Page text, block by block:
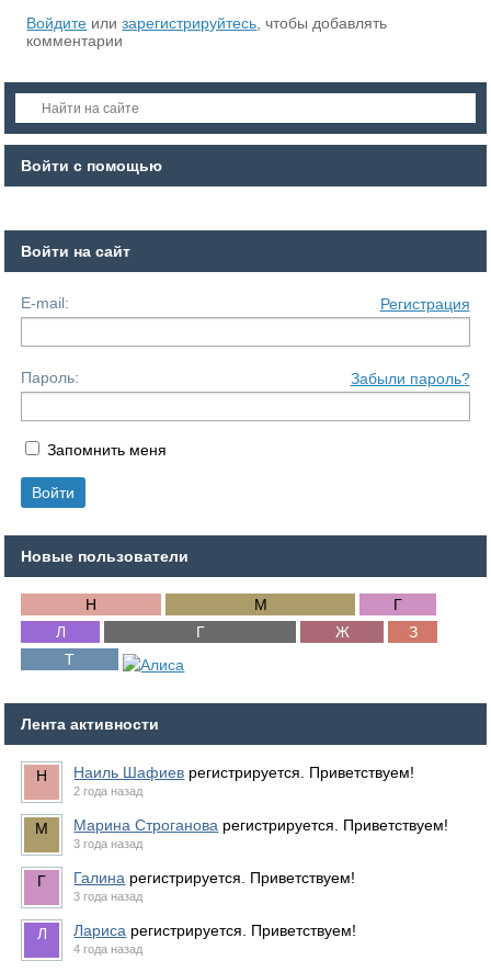
Войдите илизарегистрируйтесь , чтобы добавлять
комментарии
Войти с помощью
Войти на сайт
E-mail: Регистрация
Пароль: Забыли пароль?
Запомнить меня
Новые пользователи
Лента активности
Наиль Шафиев регистрируется. Приветствуем!
2 года назад
Марина Строганова регистрируется. Приветствуем!
3 года назад
Галина регистрируется. Приветствуем!
3 года назад
Лариса регистрируется. Приветствуем!
4 года назад